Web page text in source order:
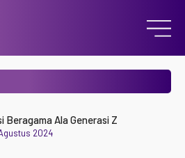
Beragama Ala Generasi Z
2024